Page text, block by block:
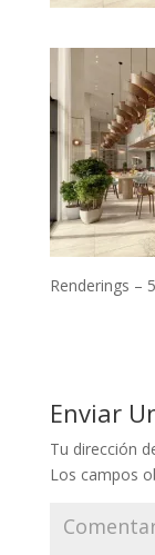
Renderings – 5
Enviar
Tu dirección
Los campos